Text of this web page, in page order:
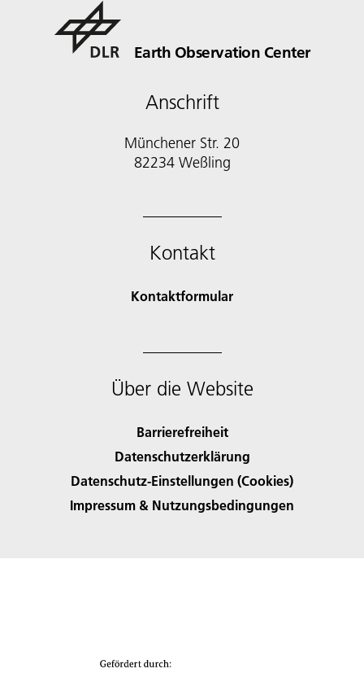
Earth Observation Center
Anschrift
Münchener Str. 20
Kontakt
Kontaktformular
Über die Website
Barrierefreiheit
Datenschutzerklärung
Datenschutz-Einstellungen (Cookies)
Impressum & Nutzungsbedingungen